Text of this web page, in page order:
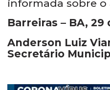
informada sobre o
Barreiras – BA, 29
Anderson Luiz
Secretário